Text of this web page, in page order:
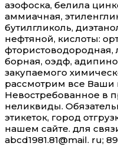
азофоска, белила
аммиачная,
бутилгликоль,
нефтяной, кислоты:
фтористоводородная,
борная, оэдф,
закупаемого
рассмотрим все
Невостребованное в
неликвиды.
этикеток, город
нашем сайте. для
abcd1981.81@mail. ru;